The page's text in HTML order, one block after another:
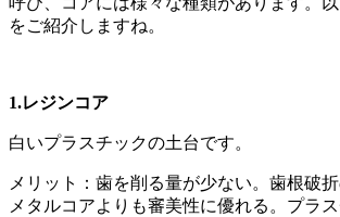
をご紹介しますね。
1.レジンコア
白いプラスチックの土台です。
メリット：歯を削る量が少ない。歯根破折
メタルコアよりも審美性に優れる。プラ